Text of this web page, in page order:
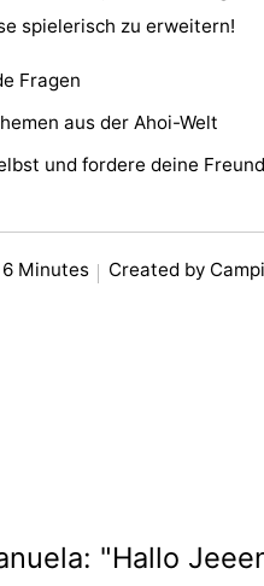
spielerisch zu erweitern!
Fragen
aus der Ahoi-Welt
und fordere deine
6 Minutes Created by
"Hallo